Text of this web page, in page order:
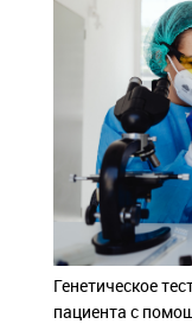
Генетическое
пациента с